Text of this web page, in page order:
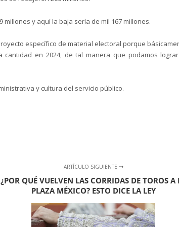
millones y aquí la baja sería de mil 167 millones.
específico de material electoral porque
en 2024, de tal manera que podamos
y cultura del servicio público.
ARTÍCULO SIGUIENTE
¿POR QUÉ VUELVEN LAS CORRIDAS DE TOROS A
PLAZA MÉXICO? ESTO DICE LA LEY